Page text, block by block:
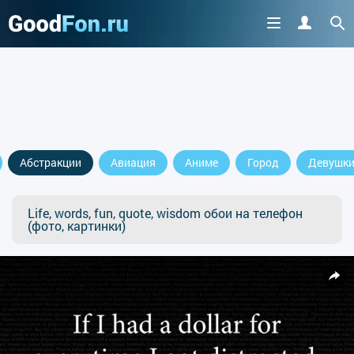
Абстракции Авиация Аниме Город Девушки
Life, words, fun, quote, wisdom обои на телефон
(фото, картинки)